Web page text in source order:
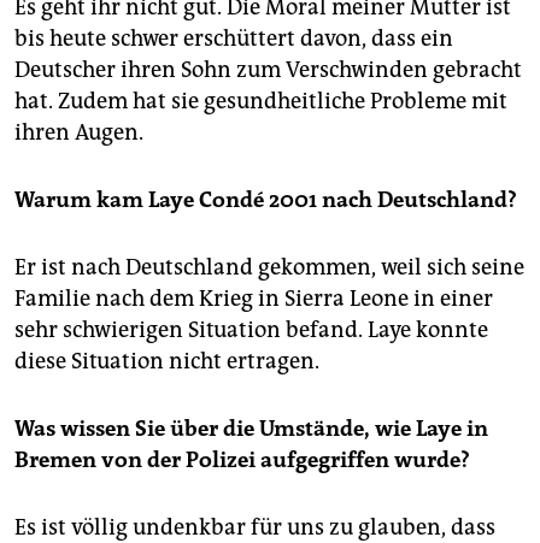
angebunden.
Das Interview mit Bangaly Condé wurde per Email
geführt und durch Stromausfälle verzögert.
Es geht ihr nicht gut. Die Moral meiner Mutter ist
bis heute schwer erschüttert davon, dass ein
Deutscher ihren Sohn zum Verschwinden gebracht
hat. Zudem hat sie gesundheitliche Probleme mit
ihren Augen.
Warum kam Laye Condé 2001 nach Deutschland?
Er ist nach Deutschland gekommen, weil sich seine
Familie nach dem Krieg in Sierra Leone in einer
sehr schwierigen Situation befand. Laye konnte
diese Situation nicht ertragen.
Was wissen Sie über die Umstände, wie Laye in
Bremen von der Polizei aufgegriffen wurde?
Es ist völlig undenkbar für uns zu glauben, dass